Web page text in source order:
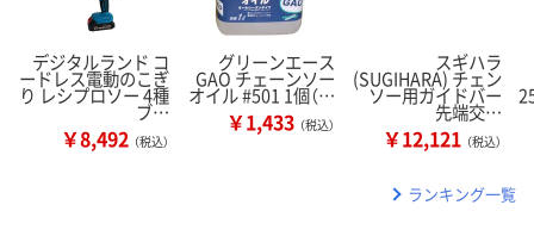
デジタルランド コ
ードレス電動のこぎ
り レシプロソー 4種
ブ…
￥8,492 （税込）
グリーンエース
GAO チェーンソー
オイル #501 1個（…
￥1,433 （税込）
スギハラ
(SUGIHARA) チェン
ソー用ガイドバー
先端交…
￥12,121 （税込）
ランキング一覧